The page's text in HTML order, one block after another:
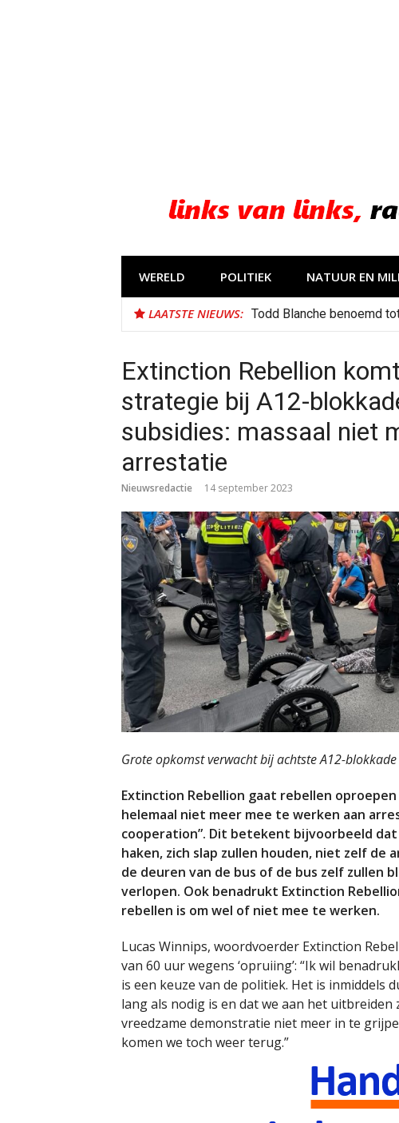
WERELD POLITIEK NATUUR EN
LAATSTE NIEUWS: Todd Blanche benoemd
Extinction Rebellion
strategie bij A12-
subsidies: massaal niet
arrestatie
Nieuwsredactie 14 september 2023
Grote opkomst verwacht bij achtste A12-
Extinction Rebellion gaat rebellen
helemaal niet meer mee te werken aan
cooperation”. Dit betekent bijvoorbeeld
haken, zich slap zullen houden, niet zelf
de deuren van de bus of de bus zelf zullen
verlopen. Ook benadrukt Extinction
rebellen is om wel of niet mee te werken.
Lucas Winnips, woordvoerder Extinction
van 60 uur wegens ‘opruiing’: “Ik wil
is een keuze van de politiek. Het is inmiddels
lang als nodig is en dat we aan het
vreedzame demonstratie niet meer in te
komen we toch weer terug.”